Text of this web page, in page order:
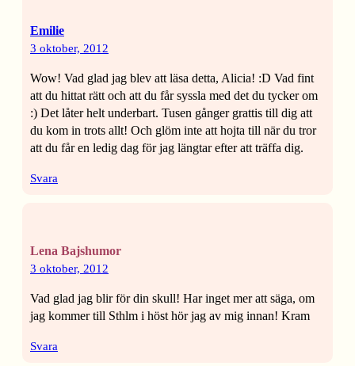
Emilie
3 oktober, 2012
Wow! Vad glad jag blev att läsa detta, Alicia! :D Vad fint
att du hittat rätt och att du får syssla med det du tycker om
:) Det låter helt underbart. Tusen gånger grattis till dig att
du kom in trots allt! Och glöm inte att hojta till när du tror
att du får en ledig dag för jag längtar efter att träffa dig.
Svara
Lena Bajshumor
3 oktober, 2012
Vad glad jag blir för din skull! Har inget mer att säga, om
jag kommer till Sthlm i höst hör jag av mig innan! Kram
Svara